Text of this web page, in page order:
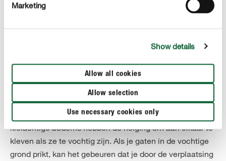
Marketing
Show details
Allow all cookies
Allow selection
Use necessary cookies only
Wanneer je gazon last heeft van bodemverdichting, dan
kan beluchten en bezanden zeker helpen. Je kan dit
zowel in het voorjaar als in het najaar doen. Je moet er
echter voor zorgen dat de grond droog is. Vooral
kleiachtige bodems hebben de neiging om aan elkaar te
kleven als ze te vochtig zijn. Als je gaten in de vochtige
grond prikt, kan het gebeuren dat je door de verplaatsing